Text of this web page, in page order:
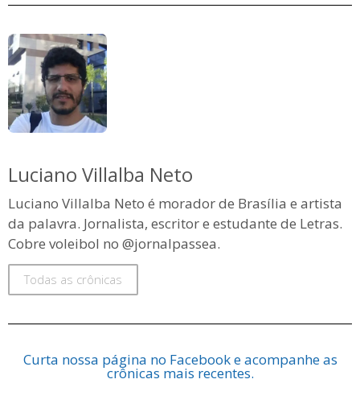
Luciano Villalba Neto
Luciano Villalba Neto é morador de Brasília e artista
da palavra. Jornalista, escritor e estudante de Letras.
Cobre voleibol no @jornalpassea.
Todas as crônicas
Curta nossa página no Facebook e acompanhe as
crônicas mais recentes.